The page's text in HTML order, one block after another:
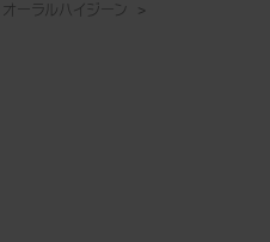
オーラルハイジーン